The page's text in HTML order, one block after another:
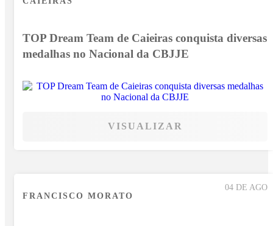
TOP Dream Team de Caieiras conquista diversas
medalhas no Nacional da CBJJE
VISUALIZAR
04 DE AGO
FRANCISCO MORATO